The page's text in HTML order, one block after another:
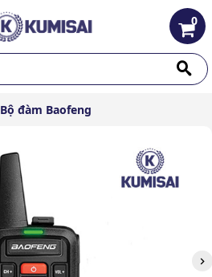
0
Bộ đàm Baofeng